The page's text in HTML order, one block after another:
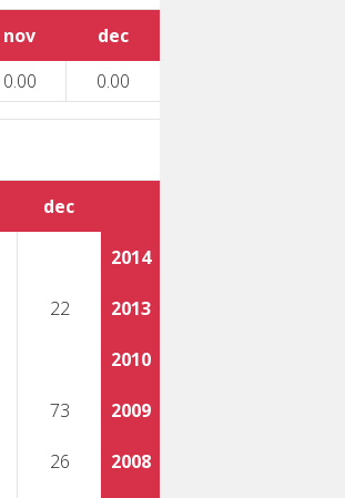
nov
dec
0.00 0.00
dec
2014
22 2013
2010
73 2009
26 2008